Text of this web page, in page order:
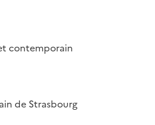
contemporain
de Strasbourg